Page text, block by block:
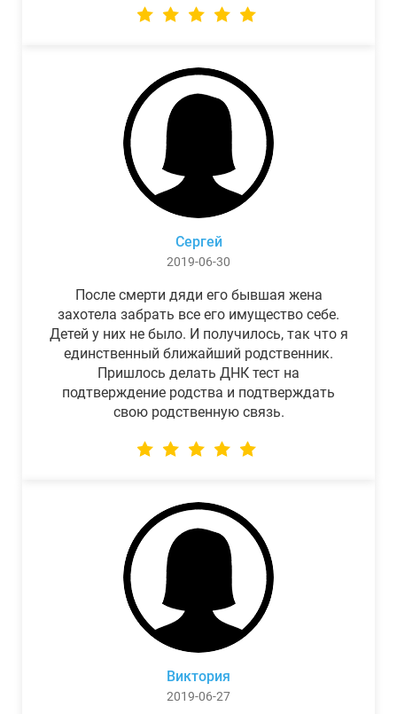
Сергей
2019-06-30
После смерти дяди его бывшая жена
захотела забрать все его имущество себе.
Детей у них не было. И получилось, так что я
единственный ближайший родственник.
Пришлось делать ДНК тест на
подтверждение родства и подтверждать
свою родственную связь.
Виктория
2019-06-27